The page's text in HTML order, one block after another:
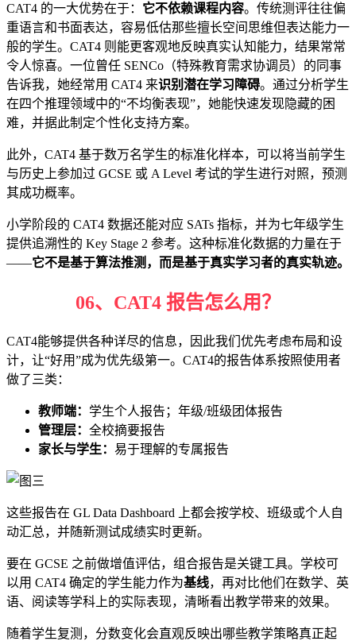
CAT4 的一大优势在于： 它不依赖课程内容。传统测评往往偏
重语言和书面表达，容易低估那些擅长空间思维但表达能力一
般的学生。CAT4 则能更客观地反映真实认知能力，结果常常
令人惊喜。一位曾任 SENCo（特殊教育需求协调员）的同事
告诉我，她经常用 CAT4 来识别潜在学习障碍。通过分析学生
在四个推理领域中的“不均衡表现”，她能快速发现隐藏的困
难，并据此制定个性化支持方案。
此外，CAT4 基于数万名学生的标准化样本，可以将当前学生
与历史上参加过 GCSE 或 A Level 考试的学生进行对照，预测
其成功概率。
小学阶段的 CAT4 数据还能对应 SATs 指标，并为七年级学生
提供追溯性的 Key Stage 2 参考。这种标准化数据的力量在于
——它不是基于算法推测，而是基于真实学习者的真实轨迹。
06、 CAT4 报告怎么用？
CAT4能够提供各种详尽的信息，因此我们优先考虑布局和设
计，让“好用”成为优先级第一。CAT4的报告体系按照使用者
做了三类：
教师端： 学生个人报告；年级/班级团体报告
管理层： 全校摘要报告
家长与学生： 易于理解的专属报告
这些报告在 GL Data Dashboard 上都会按学校、班级或个人自
动汇总，并随新测试成绩实时更新。
要在 GCSE 之前做增值评估，组合报告是关键工具。学校可
以用 CAT4 确定的学生能力作为基线，再对比他们在数学、英
语、阅读等学科上的实际表现，清晰看出教学带来的效果。
随着学生复测，分数变化会直观反映出哪些教学策略真正起